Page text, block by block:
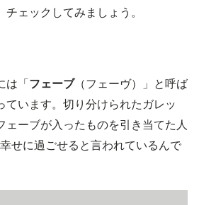
ェックしてみましょう。
は「フェーブ（フェーヴ）」と呼ば
ています。切り分けられたガレッ
ェーブが入ったものを引き当てた人
せに過ごせると言われているんで